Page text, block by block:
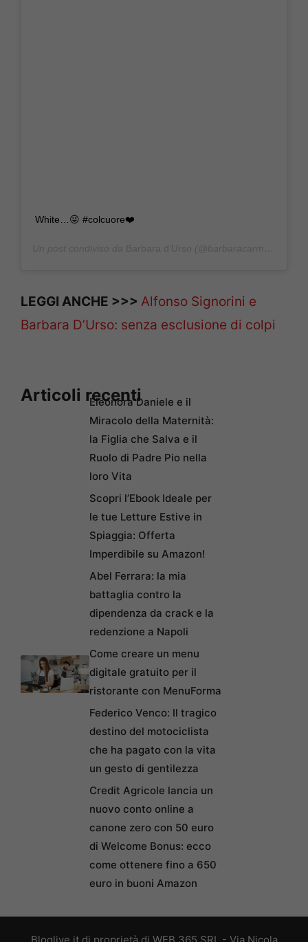
White…😜 #colcuore❤️
LEGGI ANCHE >>> Alfonso Signorini e
Barbara D’Urso: senza esclusione di colpi
Articoli recentiEleonora Daniele e il
Miracolo della Maternità:
la Figlia che Salva e il
Ruolo di Padre Pio nella
loro Vita
Scopri l’Ebook Ideale per
le tue Letture Estive in
Spiaggia: Offerta
Imperdibile su Amazon!
Abel Ferrara: la mia
battaglia contro la
dipendenza da crack e la
redenzione a Napoli
Come creare un menu
digitale gratuito per il
ristorante con MenuForma
Federico Venco: Il tragico
destino del motociclista
che ha pagato con la vita
un gesto di gentilezza
Credit Agricole lancia un
nuovo conto online a
canone zero con 50 euro
di Welcome Bonus: ecco
come ottenere fino a 650
euro in buoni Amazon